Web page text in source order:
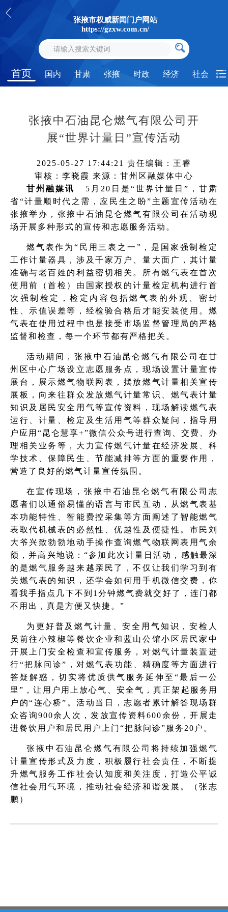
张掖市权威新闻门户网站
https://gzxw.com.cn/
首页 国内 甘肃 张掖 时政 经济 社会
张掖中石油昆仑燃气有限公司开
展“世界计量日”宣传活动
2025-05-27 17:44:21
责任编辑：王睿
审核：李晓霞 来源：甘州区融媒体中心
甘州融媒讯
5月20日是“世界计量日”，甘肃
省“计量顺时代之需，应民生之盼”主题宣传活动在
张掖举办，张掖中石油昆仑燃气有限公司在活动现
场开展多种形式的宣传和志愿服务活动。
燃气表作为“民用三表之一”，是国家强制检定
工作计量器具，涉及千家万户、量大面广，其计量
准确与老百姓的利益密切相关。所有燃气表在首次
使用前（首检）由国家授权的计量检定机构进行首
次强制检定，检定内容包括燃气表的外观、密封
性、示值误差等，经检验合格后才能安装使用。燃
气表在使用过程中也是接受市场监督管理局的严格
监督和检查，每一个环节都有严格把关。
活动期间，张掖中石油昆仑燃气有限公司在甘
州区中心广场设立志愿服务点，现场设置计量宣传
展台，展示燃气物联网表，摆放燃气计量相关宣传
展板，向来往群众发放燃气计量常识、燃气表计量
知识及居民安全用气等宣传资料，现场解读燃气表
运行、计量、检定及生活用气等群众疑问，指导用
户应用“昆仑慧享+”微信公众号进行查询、交费、办
理相关业务等，大力宣传燃气计量在经济发展、科
学技术、保障民生、节能减排等方面的重要作用，
营造了良好的燃气计量宣传氛围。
在宣传现场，张掖中石油昆仑燃气有限公司志
愿者们以通俗易懂的语言与市民互动，从燃气表基
本功能特性、智能费控采集等方面阐述了智能燃气
表取代机械表的必然性、优越性及便捷性。市民刘
大爷兴致勃勃地动手操作查询燃气物联网表用气余
额，并高兴地说：“参加此次计量日活动，感触最深
的是燃气服务越来越亲民了，不仅让我们学习到有
关燃气表的知识，还学会如何用手机微信交费，你
看我手指点几下不到1分钟燃气费就交好了，连门都
不用出，真是方便又快捷。”
为更好普及燃气计量、安全用气知识，安检人
员前往小辣椒等餐饮企业和蓝山公馆小区居民家中
开展上门安全检查和宣传服务，对燃气计量装置进
行“把脉问诊”，对燃气表功能、精确度等方面进行
答疑解惑，切实将优质供气服务延伸至“最后一公
里”，让用户用上放心气、安全气，真正架起服务用
户的“连心桥”。活动当日，志愿者累计解答现场群
众咨询900余人次，发放宣传资料600余份，开展走
进餐饮用户和居民用户上门“把脉问诊”服务20户。
张掖中石油昆仑燃气有限公司将持续加强燃气
计量宣传形式及力度，积极履行社会责任，不断提
升燃气服务工作社会认知度和关注度，打造公平诚
信社会用气环境，推动社会经济和谐发展。（张志
鹏）